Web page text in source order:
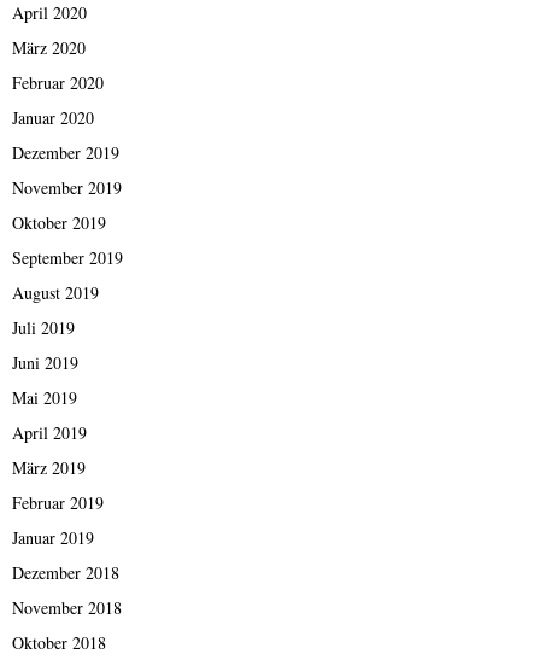
April 2020
März 2020
Februar 2020
Januar 2020
Dezember 2019
November 2019
Oktober 2019
September 2019
August 2019
Juli 2019
Juni 2019
Mai 2019
April 2019
März 2019
Februar 2019
Januar 2019
Dezember 2018
November 2018
Oktober 2018